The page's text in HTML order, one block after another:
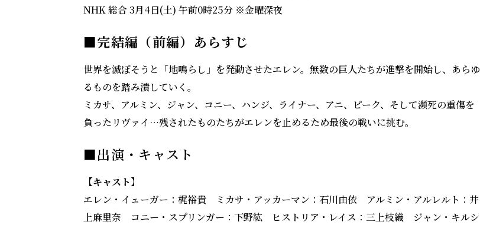
NHK 総合 3月4日(土) 午前0時25分 ※金曜深夜
■完結編（前編）あらすじ
世界を滅ぼそうと「地鳴らし」を発動させたエレン。無数の巨人たちが進撃を開始し、あらゆ
るものを踏み潰していく。
ミカサ、アルミン、ジャン、コニー、ハンジ、ライナー、アニ、ピーク、そして瀕死の重傷を
負ったリヴァイ…残されたものたちがエレンを止めるため最後の戦いに挑む。
■出演・キャスト
【キャスト】
エレン・イェーガー：梶裕貴 ミカサ・アッカーマン：石川由依 アルミン・アルレルト：井
上麻里奈 コニー・スプリンガー：下野紘 ヒストリア・レイス：三上枝織 ジャン・キルシ